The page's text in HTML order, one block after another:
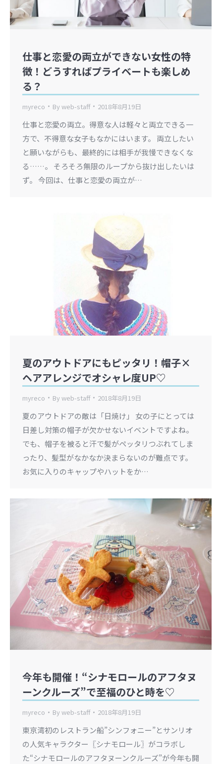
仕事と恋愛の両立ができない女性の特
徴！どうすればプライベートも楽しめ
る？
myreco Byweb-staff 2018年8月19日
仕事と恋愛の両立。得意な人は軽々と両立できる一
方で、不得意な女子もなかにはいます。 両立したい
と願いながらも、最終的には相手が我慢できなくな
る……。 そろそろ無限のループから抜け出したいは
ず。 今回は、仕事と恋愛の両立が…
夏のアウトドアにもピッタリ！帽子×
ヘアアレンジでオシャレ度UP♡
myreco Byweb-staff 2018年8月19日
夏のアウトドアの敵は「日焼け」 女の子にとっては
日差し対策の帽子が欠かせないイベントですよね。
でも、帽子を被ると汗で髪がペッタリつぶれてしま
ったり、髪型がなかなか決まらないのが難点です。
お気に入りのキャップやハットをか…
今年も開催！“シナモロールのアフタヌ
ーンクルーズ”で至福のひと時を♡
myreco Byweb-staff 2018年8月19日
東京湾初のレストラン船”シンフォニー”とサンリオ
の人気キャラクター〖シナモロール〗がコラボし
た“シナモロールのアフタヌーンクルーズ”が今年も開